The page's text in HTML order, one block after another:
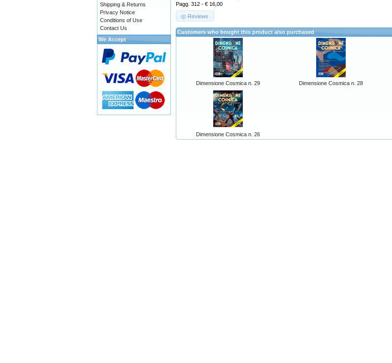
Pagg. 312 - € 16,00
Reviews
Customers who bought this product also purchased
Dimensione Cosmica n. 29 Dimensione Cosmica n. 28
Dimensione Cosmica n. 26
Shipping & Returns
Privacy Notice
Conditions of Use
Contact Us
We Accept